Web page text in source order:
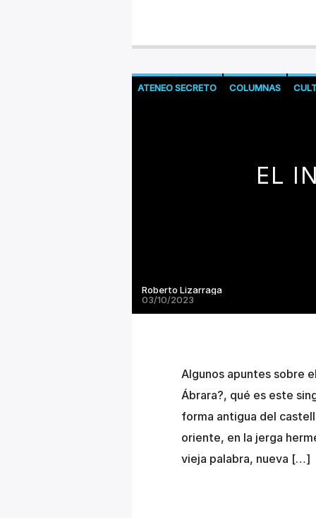
ATENEO SECRETO COLUMNAS
EL
Roberto Lizarraga
03/10/2023
Algunos apuntes sobre
Ábrara?, qué es este
forma antigua del
oriente, en la jerga
vieja palabra, nueva […]